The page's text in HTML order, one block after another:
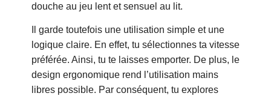
douche au jeu lent et sensuel au lit.
Il garde toutefois une utilisation simple et une
logique claire. En effet, tu sélectionnes ta vitesse
préférée. Ainsi, tu te laisses emporter. De plus, le
design ergonomique rend l’utilisation mains
libres possible. Par conséquent, tu explores